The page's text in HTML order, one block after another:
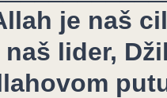
je naš
naš lider,